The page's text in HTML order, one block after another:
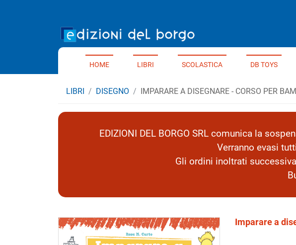
HOME LIBRI SCOLASTICA DB TOYS
LIBRI DISEGNO IMPARARE A DISEGNARE - CORSO PER
EDIZIONI DEL BORGO SRL comunica la
Verranno evasi
Gli ordini inoltrati
Imparare a